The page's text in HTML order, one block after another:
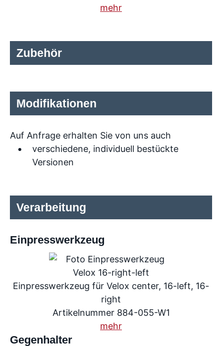
mehr
Zubehör
Modifikationen
Auf Anfrage erhalten Sie von uns auch
verschiedene, individuell bestückte
Versionen
Verarbeitung
Einpresswerkzeug
Einpresswerkzeug für Velox center, 16-left, 16-
right
Artikelnummer 884-055-W1
mehr
Gegenhalter